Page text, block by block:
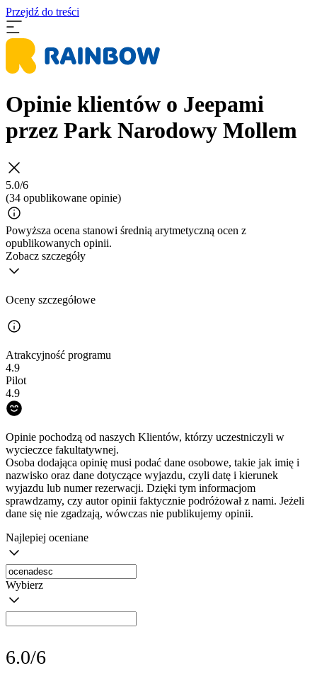
Przejdź do treści
Opinie klientów o Jeepami
przez Park Narodowy Mollem
5.0/6
(34 opublikowane opinie)
Powyższa ocena stanowi średnią arytmetyczną ocen z
opublikowanych opinii.
Zobacz szczegóły
Oceny szczegółowe
Atrakcyjność programu
4.9
Pilot
4.9
Opinie pochodzą od naszych Klientów, którzy uczestniczyli w
wycieczce fakultatywnej.
Osoba dodająca opinię musi podać dane osobowe, takie jak imię i
nazwisko oraz dane dotyczące wyjazdu, czyli datę i kierunek
wyjazdu lub numer rezerwacji. Dzięki tym informacjom
sprawdzamy, czy autor opinii faktycznie podróżował z nami. Jeżeli
dane się nie zgadzają, wówczas nie publikujemy opinii.
Najlepiej oceniane
Wybierz
6.0/6